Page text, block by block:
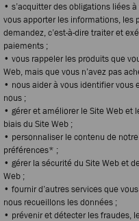
• s’acquitter des obligations liées
vous apporter les informations, les
demandez, c’est-à-dire traiter et
paiements ;
• vous rappeler les produits que
Web, mais que vous n’avez pas
• nous aider à vous identifier vous
nous ;
• gérer et améliorer le Site Web et
biais du Site Web ;
• personnaliser le contenu de
préférences* ;
• gérer la sécurité du Site Web et
Web ;
• fournir d’autres services que
nous recueillons les données ;
• prévenir et détecter les fraudes,